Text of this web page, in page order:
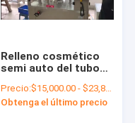
Relleno cosmético
semi auto del tubo
de aislamiento
Precio:$15,000.00 - $23,800.00/Sets
Obtenga el último precio